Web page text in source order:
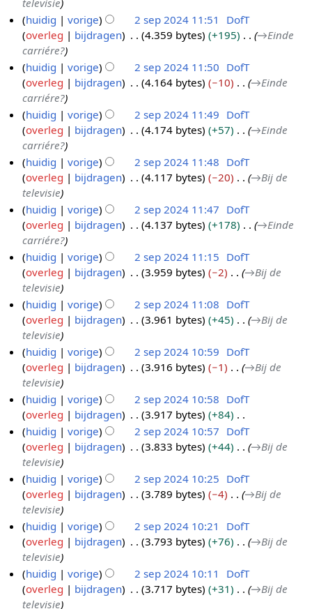
t
i
n
g
g
s
s
a
m
e
n
v
a
t
t
i
n
g
k
i
n
s
s
a
m
e
n
v
a
t
t
i
n
g
televisie
e
0
huidig vorige 2 sep 2024 11:51
DofT
overleg
bijdragen 4.359 bytes +195 →Einde
carriére?
huidig
vorige 2 sep 2024 11:50 DofT
overleg
bijdragen 4.164 bytes −10 →Einde
carriére?
huidig
vorige 2 sep 2024 11:49 DofT
overleg
bijdragen 4.174 bytes +57 →Einde
carriére?
huidig
vorige 2 sep 2024 11:48 DofT
overleg
bijdragen 4.117 bytes −20 →Bij de
televisie
huidig
vorige 2 sep 2024 11:47 DofT
overleg
bijdragen 4.137 bytes +178 →Einde
carriére?
huidig
vorige 2 sep 2024 11:15 DofT
overleg
bijdragen 3.959 bytes −2 →Bij de
televisie
huidig
vorige 2 sep 2024 11:08 DofT
overleg
bijdragen 3.961 bytes +45 →Bij de
televisie
huidig
vorige 2 sep 2024 10:59 DofT
overleg
bijdragen 3.916 bytes −1 →Bij de
televisie
huidig
vorige 2 sep 2024 10:58 DofT
overleg
bijdragen 3.917 bytes
+84
G
e
e
n
b
e
w
e
r
k
i
n
huidig vorige 2 sep 2024 10:57 DofT
overleg
bijdragen 3.833 bytes +44 →Bij de
televisie
huidig
vorige 2 sep 2024 10:25 DofT
overleg
bijdragen 3.789 bytes −4 →Bij de
televisie
huidig
vorige 2 sep 2024 10:21
DofT
overleg
bijdragen 3.793 bytes +76 →Bij de
televisie
huidig
vorige 2 sep 2024 10:11
DofT
overleg
bijdragen 3.717 bytes +31 →Bij de
televisie